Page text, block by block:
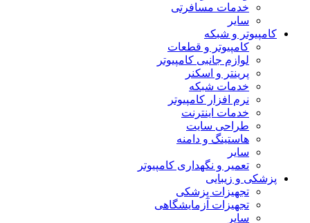
خدمات مسافرتی
سایر
کامپیوتر و شبکه
کامپیوتر و قطعات
لوازم جانبی کامپیوتر
پرینتر و اسکنر
خدمات شبکه
نرم افزار کامپیوتر
خدمات اینترنت
طراحی سایت
هاستینگ و دامنه
سایر
تعمیر و نگهداری کامپیوتر
پزشکی و زیبایی
تجهیزات پزشکی
تجهیزات آزمایشگاهی
سایر